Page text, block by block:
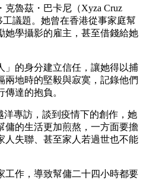
魯茲・巴卡尼（Xyza Cruz
議題。她曾在香港從事家庭幫
她學攝影的雇主，甚至借錢給她
」的身分建立信任，讓她得以捕
兩地時的堅毅與寂寞，記錄他們
達的抱負。
洋專訪，談到疫情下的創作，她
傭的生活更加煎熬，一方面要擔
人失聯、甚至家人若過世也不能
工作，導致幫傭二十四小時都要